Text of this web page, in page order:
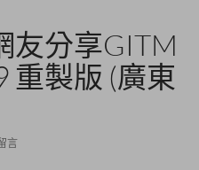
友分享GITM
重製版 (廣東
言